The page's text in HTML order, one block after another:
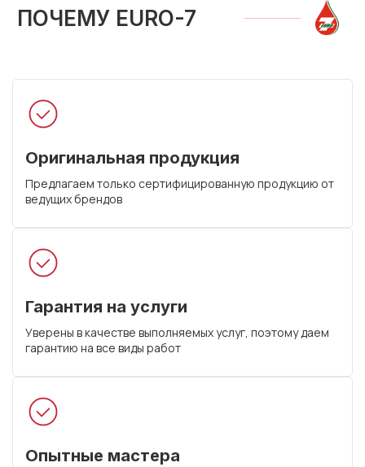
ПОЧЕМУ EURO-7
Оригинальная продукция
Предлагаем только сертифицированную продукцию от
ведущих брендов
Гарантия на услуги
Уверены в качестве выполняемых услуг, поэтому даем
гарантию на все виды работ
Опытные мастера